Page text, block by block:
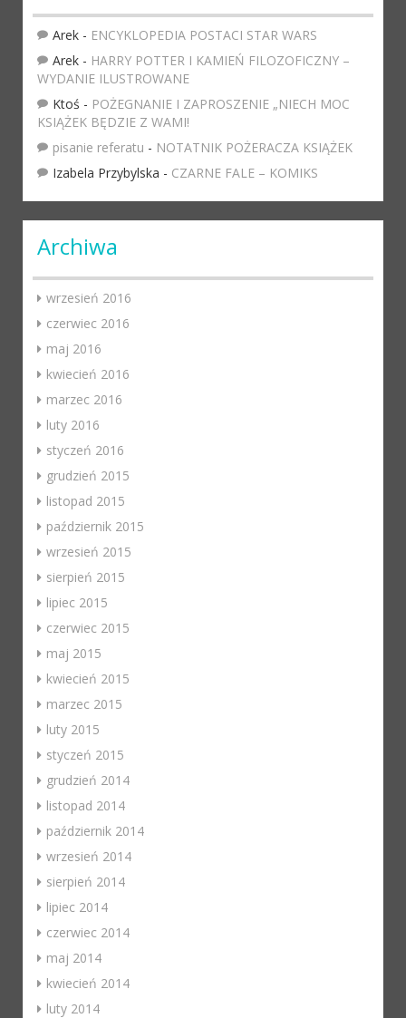
Arek - ENCYKLOPEDIA POSTACI STAR WARS
Arek - HARRY POTTER I KAMIEŃ FILOZOFICZNY –
WYDANIE ILUSTROWANE
Ktoś - POŻEGNANIE I ZAPROSZENIE „NIECH MOC
KSIĄŻEK BĘDZIE Z WAMI!
pisanie referatu - NOTATNIK POŻERACZA KSIĄŻEK
Izabela Przybylska - CZARNE FALE – KOMIKS
Archiwa
wrzesień 2016
czerwiec 2016
maj 2016
kwiecień 2016
marzec 2016
luty 2016
styczeń 2016
grudzień 2015
listopad 2015
październik 2015
wrzesień 2015
sierpień 2015
lipiec 2015
czerwiec 2015
maj 2015
kwiecień 2015
marzec 2015
luty 2015
styczeń 2015
grudzień 2014
listopad 2014
październik 2014
wrzesień 2014
sierpień 2014
lipiec 2014
czerwiec 2014
maj 2014
kwiecień 2014
luty 2014